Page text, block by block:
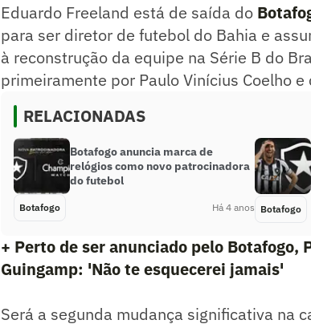
Eduardo Freeland está de saída do
para ser diretor de futebol do Bahia e
à reconstrução da equipe na Série B do
primeiramente por Paulo Vinícius Coelho
RELACIONADAS
Botafogo anuncia marca de
relógios como novo patrocinadora
do futebol
Botafogo Há 4 anos Botafogo
+ Perto de ser anunciado pelo Botafogo,
Guingamp: 'Não te esquecerei jamais'
Será a segunda mudança significativa na